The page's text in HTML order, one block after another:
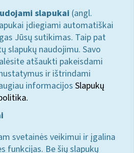
slapukai (angl.
įdiegiami automatiškai
Jūsų sutikimas. Taip pat
slapukų naudojimu. Savo
atšaukti pakeisdami
ir ištrindami
informacijos Slapukų
svetainės veikimui ir įgalina
funkcijas. Be šių slapukų